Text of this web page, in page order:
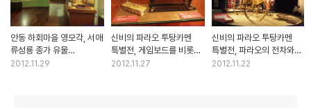
안동 하회마을 영모각, 서애
류성룡 종가 유물
(보물460호)
2012.11.29
신비의 파라오 투탕카멘
특별전, 게임보드를 비롯한
생활용품과 가구들
2012.11.27
신비의 파라오 투탕카멘
특별전, 파라오의 전차와
휘장
2012.11.22